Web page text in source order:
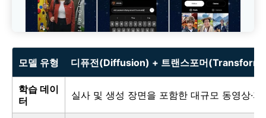
모델 유형 디퓨전(Diffusion) + 트랜스포머
학습 데이
터
실사 및 생성 장면을 포함한 대규모 동영상·